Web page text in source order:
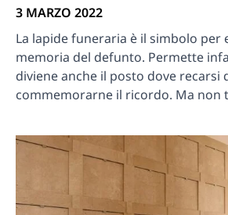
3 MARZO 2022
La lapide funeraria è il simbolo per
memoria del defunto. Permette
diviene anche il posto dove recarsi
commemorarne il ricordo. Ma non